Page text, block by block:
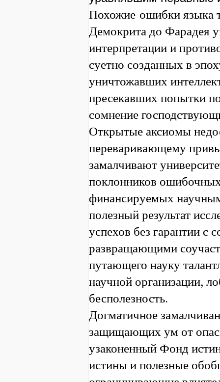
Похожие ошибки языка
Демокрита до Фарадея
интерпретации и
суетно созданных в
уничтожавших
пресекавших попытки
сомнение
Открытые аксиомы
переваривающему
замалчивают
поклонников
финансируемых
полезный результат
успехов без гарантии с
развращающими
путающего науку
научной организации,
бесполезность.
Догматичное
защищающих ум от
узаконенный Фонд
истины и полезные